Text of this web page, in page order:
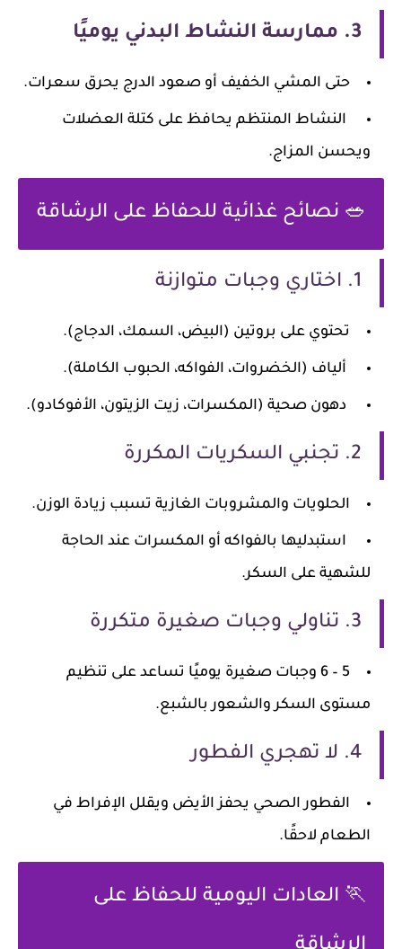
3. ممارسة النشاط البدني يوميًا
حتى المشي الخفيف أو صعود الدرج يحرق سعرات.
النشاط المنتظم يحافظ على كتلة العضلات
ويحسن المزاج.
🥗 نصائح غذائية للحفاظ على الرشاقة
1. اختاري وجبات متوازنة
تحتوي على بروتين (البيض، السمك، الدجاج).
ألياف (الخضروات، الفواكه، الحبوب الكاملة).
دهون صحية (المكسرات، زيت الزيتون، الأفوكادو).
2. تجنبي السكريات المكررة
الحلويات والمشروبات الغازية تسبب زيادة الوزن.
استبدليها بالفواكه أو المكسرات عند الحاجة
للشهية على السكر.
3. تناولي وجبات صغيرة متكررة
5 – 6 وجبات صغيرة يوميًا تساعد على تنظيم
مستوى السكر والشعور بالشبع.
4. لا تهجري الفطور
الفطور الصحي يحفز الأيض ويقلل الإفراط في
الطعام لاحقًا.
🏃 العادات اليومية للحفاظ على